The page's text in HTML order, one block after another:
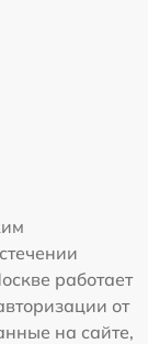
работает
от
на сайте,